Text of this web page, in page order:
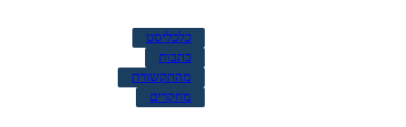
כלכליסט
כתבות
מהתקשורת
מחקרים